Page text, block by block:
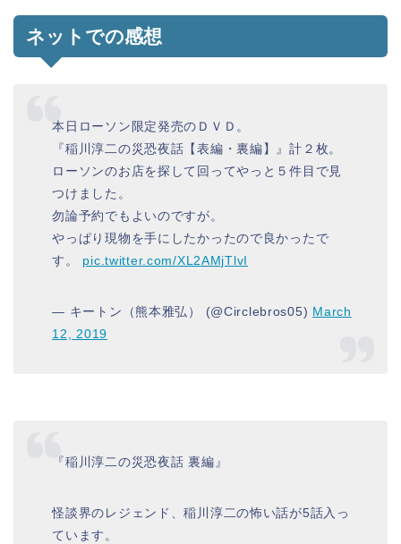
ネットでの感想
本日ローソン限定発売のＤＶＤ。
『稲川淳二の災恐夜話【表編・裏編】』計２枚。
ローソンのお店を探して回ってやっと５件目で見
つけました。
勿論予約でもよいのですが。
やっぱり現物を手にしたかったので良かったで
す。 pic.twitter.com/XL2AMjTlvI
— キートン（熊本雅弘） (@Circlebros05) March
12, 2019
『稲川淳二の災恐夜話 裏編』
怪談界のレジェンド、稲川淳二の怖い話が5話入っ
ています。